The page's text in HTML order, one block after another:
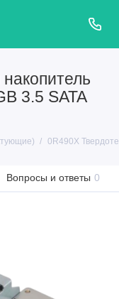
3.5 SATA
0R490X
Вопросы и ответы 0